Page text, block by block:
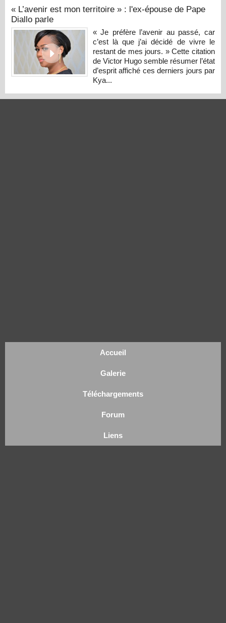
« L’avenir est mon territoire » : l'ex-épouse de Pape
Diallo parle
« Je préfère l’avenir au passé, car
c’est là que j’ai décidé de vivre le
restant de mes jours. » Cette citation
de Victor Hugo semble résumer l’état
d’esprit affiché ces derniers jours par
Kya...
Accueil
Galerie
Téléchargements
Forum
Liens